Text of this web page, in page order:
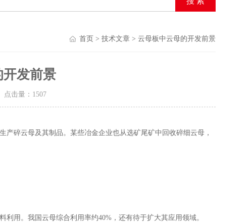
首页 > 技术文章 > 云母板中云母的开发前景
发前景
击量： 1507
产碎云母及其制品。某些冶金企业也从选矿尾矿中回收碎细云母，
用。我国云母综合利用率约40%，还有待于扩大其应用领域。